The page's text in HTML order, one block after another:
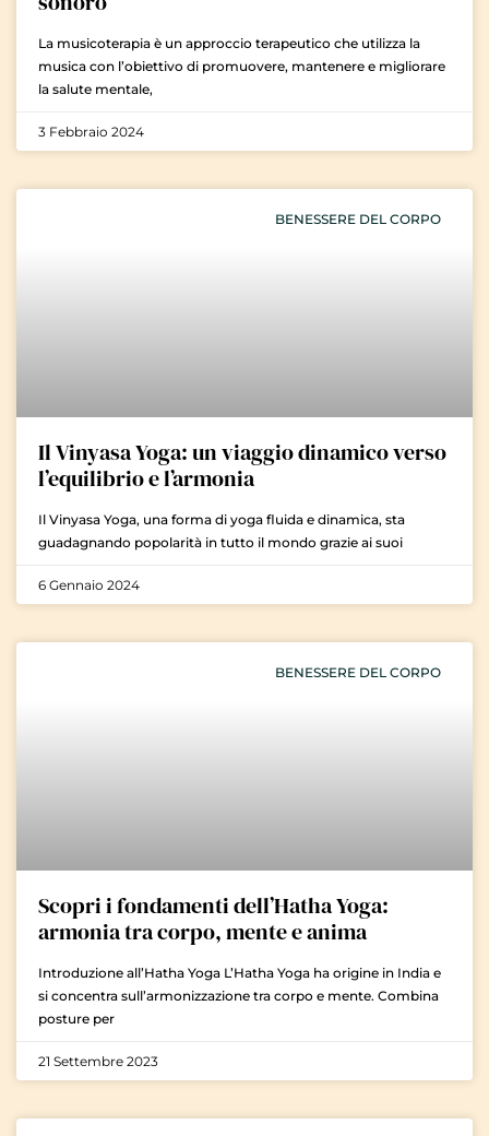
La musicoterapia è un approccio terapeutico che utilizza la
musica con l’obiettivo di promuovere, mantenere e migliorare
la salute mentale,
3 Febbraio 2024
BENESSERE DEL CORPO
Il Vinyasa Yoga: un viaggio dinamico verso
l’equilibrio e l’armonia
Il Vinyasa Yoga, una forma di yoga fluida e dinamica, sta
guadagnando popolarità in tutto il mondo grazie ai suoi
6 Gennaio 2024
BENESSERE DEL CORPO
Scopri i fondamenti dell’Hatha Yoga:
armonia tra corpo, mente e anima
Introduzione all’Hatha Yoga L’Hatha Yoga ha origine in India e
si concentra sull’armonizzazione tra corpo e mente. Combina
posture per
21 Settembre 2023